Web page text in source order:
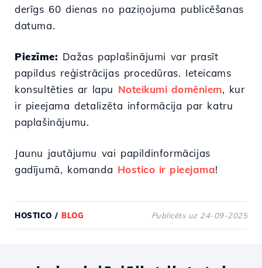
derīgs 60 dienas no paziņojuma publicēšanas
datuma.
Piezīme: Dažas paplašinājumi var prasīt
papildus reģistrācijas procedūras. Ieteicams
konsultēties ar lapu Noteikumi domēniem, kur
ir pieejama detalizēta informācija par katru
paplašinājumu.
Jaunu jautājumu vai papildinformācijas
gadījumā, komanda Hostico ir pieejama!
HOSTICO / BLOG Publicēts uz 24-09-2025